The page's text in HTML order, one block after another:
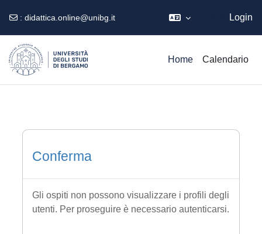
: didattica.online@unibg.it Login
Home Calendario
Conferma
Gli ospiti non possono visualizzare i profili degli
utenti. Per proseguire è necessario autenticarsi.